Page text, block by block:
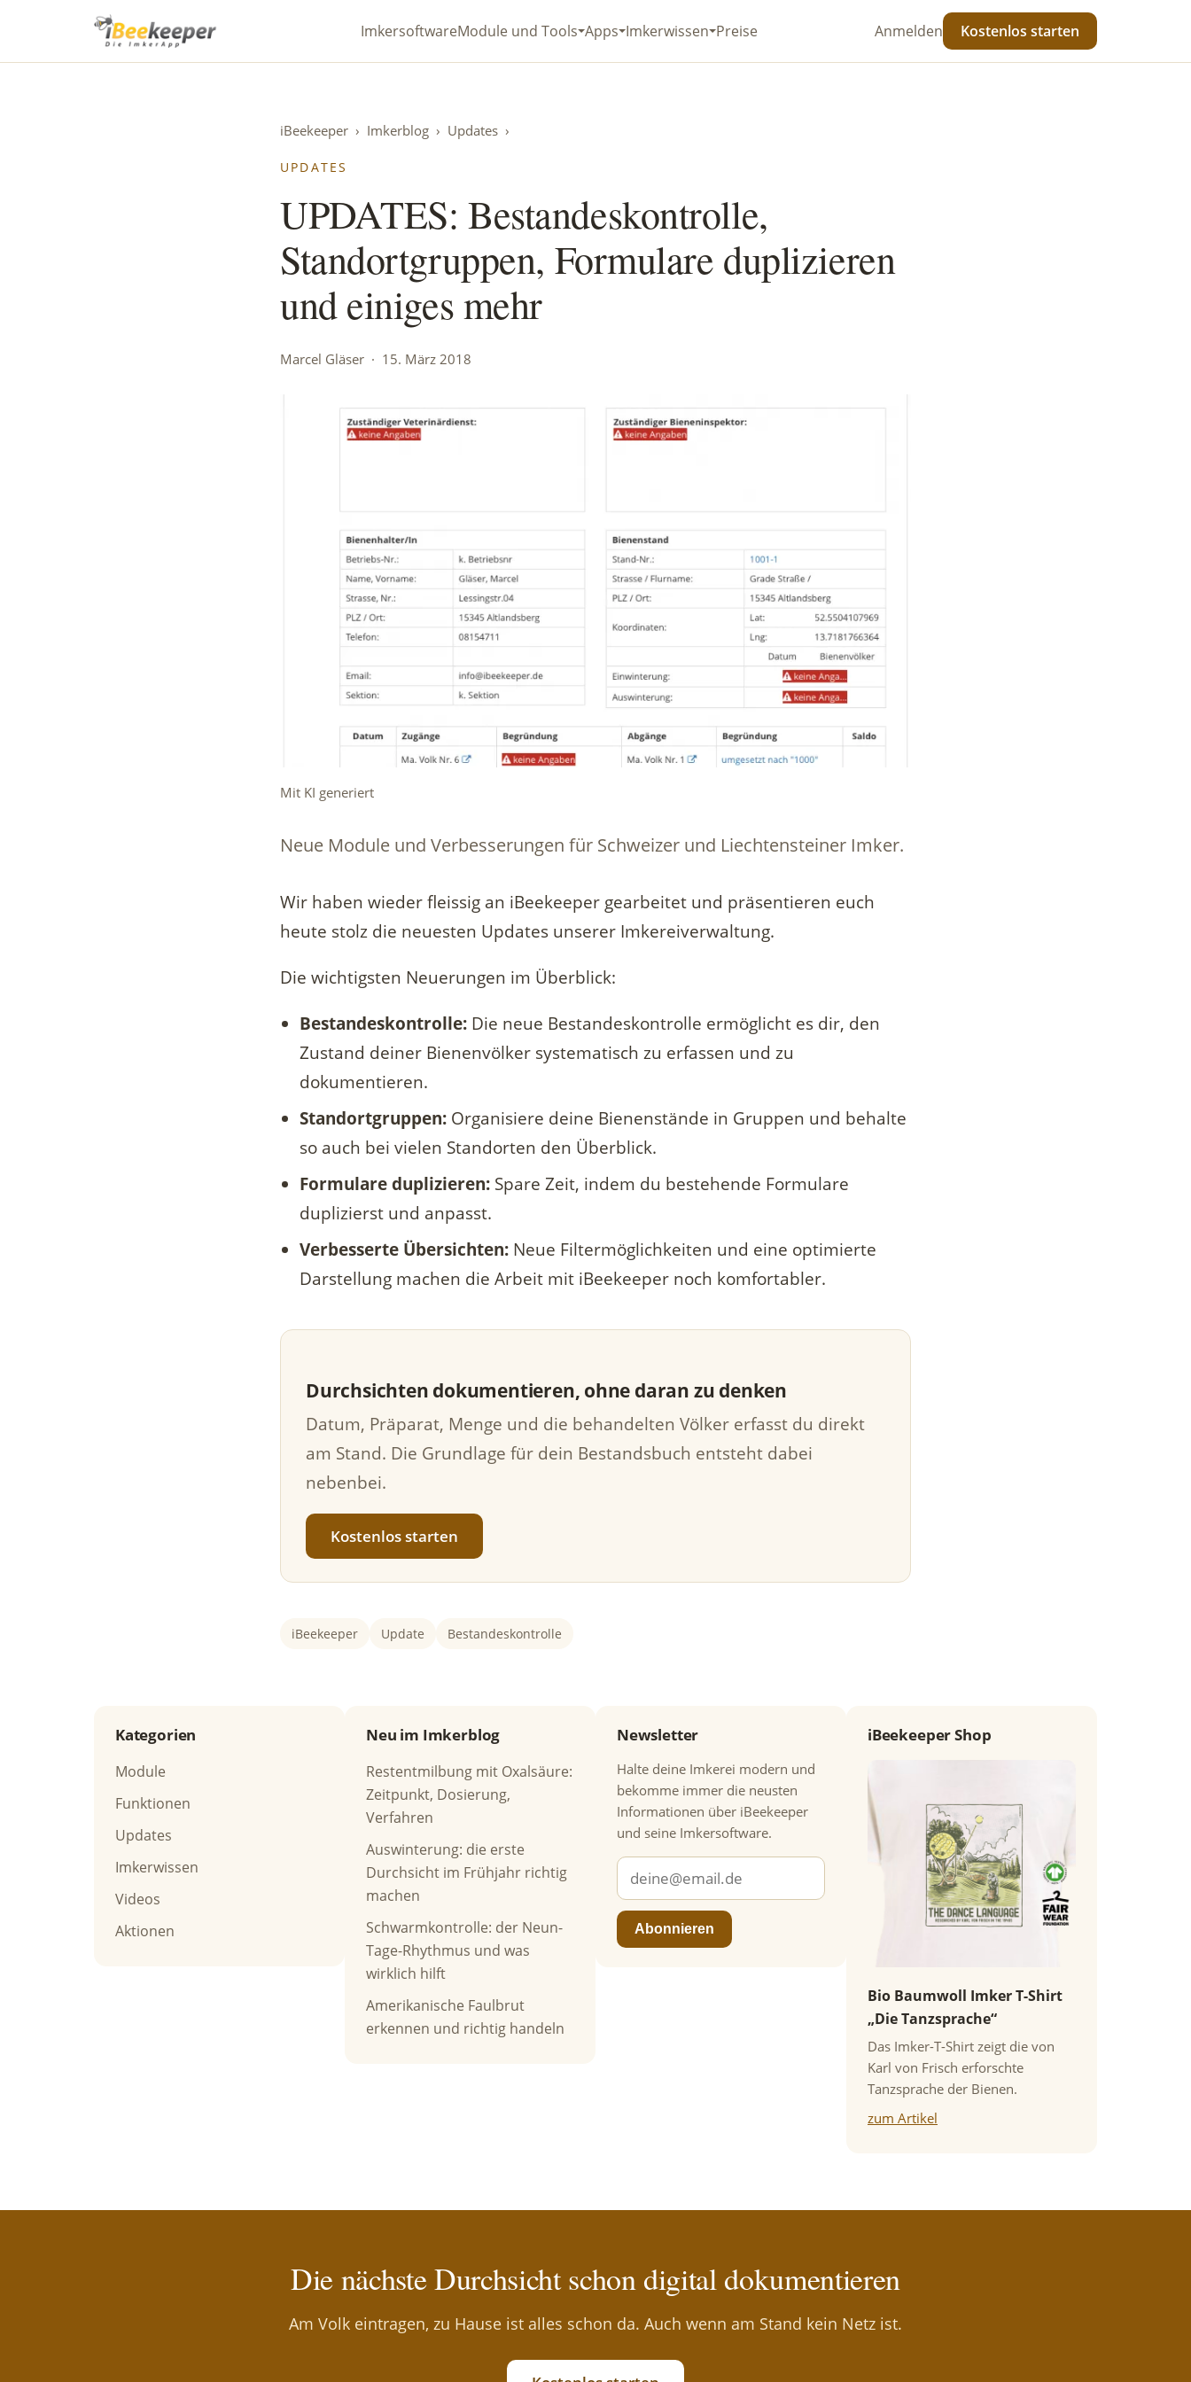
ImkersoftwareModule und Tools Apps Imkerwissen Preise Anmelden Kostenlos starten
iBeekeeper › Imkerblog › Updates ›
UPDATES
UPDATES: Bestandeskontrolle,
Standortgruppen, Formulare duplizieren
und einiges mehr
Marcel Gläser · 15. März 2018
Mit KI generiert
Neue Module und Verbesserungen für Schweizer und Liechtensteiner Imker.
Wir haben wieder fleissig an iBeekeeper gearbeitet und präsentieren euch
heute stolz die neuesten Updates unserer Imkereiverwaltung.
Die wichtigsten Neuerungen im Überblick:
Bestandeskontrolle: Die neue Bestandeskontrolle ermöglicht es dir, den
Zustand deiner Bienenvölker systematisch zu erfassen und zu
dokumentieren.
Standortgruppen: Organisiere deine Bienenstände in Gruppen und behalte
so auch bei vielen Standorten den Überblick.
Formulare duplizieren: Spare Zeit, indem du bestehende Formulare
duplizierst und anpasst.
Verbesserte Übersichten: Neue Filtermöglichkeiten und eine optimierte
Darstellung machen die Arbeit mit iBeekeeper noch komfortabler.
Durchsichten dokumentieren, ohne daran zu denken
Datum, Präparat, Menge und die behandelten Völker erfasst du direkt
am Stand. Die Grundlage für dein Bestandsbuch entsteht dabei
nebenbei.
Kostenlos starten
iBeekeeper Update Bestandeskontrolle
Kategorien
Module
Funktionen
Updates
Imkerwissen
Videos
Aktionen
Neu im Imkerblog
Restentmilbung mit Oxalsäure:
Zeitpunkt, Dosierung,
Verfahren
Auswinterung: die erste
Durchsicht im Frühjahr richtig
machen
Schwarmkontrolle: der Neun-
Tage-Rhythmus und was
wirklich hilft
Amerikanische Faulbrut
erkennen und richtig handeln
Newsletter
Halte deine Imkerei modern und
bekomme immer die neusten
Informationen über iBeekeeper
und seine Imkersoftware.
Abonnieren
iBeekeeper Shop
Bio Baumwoll Imker T-Shirt
„Die Tanzsprache“
Das Imker-T-Shirt zeigt die von
Karl von Frisch erforschte
Tanzsprache der Bienen.
zum Artikel
Die nächste Durchsicht schon digital dokumentieren
Am Volk eintragen, zu Hause ist alles schon da. Auch wenn am Stand kein Netz ist.